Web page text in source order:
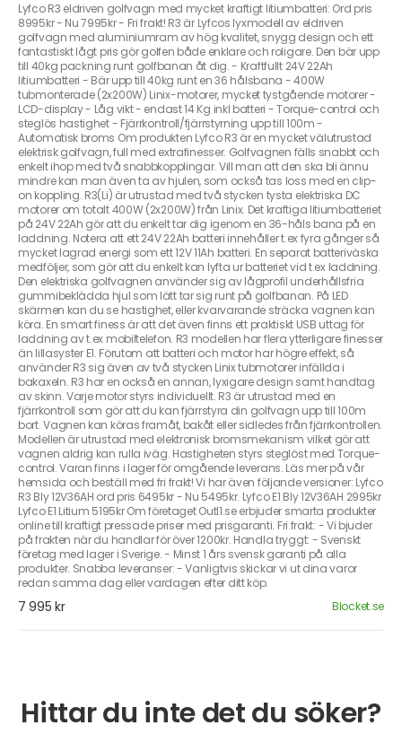
Lyfco R3 eldriven golfvagn med mycket kraftigt litiumbatteri: Ord pris
8995kr - Nu 7995kr - Fri frakt! R3 är Lyfcos lyxmodell av eldriven
golfvagn med aluminiumram av hög kvalitet, snygg design och ett
fantastiskt lågt pris gör golfen både enklare och roligare. Den bär upp
till 40kg packning runt golfbanan åt dig. - Kraftfullt 24V 22Ah
litiumbatteri - Bär upp till 40kg runt en 36 hålsbana - 400W
tubmonterade (2x200W) Linix-motorer, mycket tystgående motorer -
LCD-display - Låg vikt - endast 14 Kg inkl batteri - Torque-control och
steglös hastighet - Fjärrkontroll/fjärrstyrning upp till 100m -
Automatisk broms Om produkten Lyfco R3 är en mycket välutrustad
elektrisk golfvagn, full med extrafinesser. Golfvagnen fälls snabbt och
enkelt ihop med två snabbkopplingar. Vill man att den ska bli ännu
mindre kan man även ta av hjulen, som också tas loss med en clip-
on koppling. R3(Li) är utrustad med två stycken tysta elektriska DC
motorer om totalt 400W (2x200W) från Linix. Det kraftiga litiumbatteriet
på 24V 22Ah gör att du enkelt tar dig igenom en 36-håls bana på en
laddning. Notera att ett 24V 22Ah batteri innehåller t.ex fyra gånger så
mycket lagrad energi som ett 12V 11Ah batteri. En separat batteriväska
medföljer, som gör att du enkelt kan lyfta ur batteriet vid t.ex laddning.
Den elektriska golfvagnen använder sig av lågprofil underhållsfria
gummibeklädda hjul som lätt tar sig runt på golfbanan. På LED
skärmen kan du se hastighet, eller kvarvarande sträcka vagnen kan
köra. En smart finess är att det även finns ett praktiskt USB uttag för
laddning av t.ex mobiltelefon. R3 modellen har flera ytterligare finesser
än lillasyster E1. Förutom att batteri och motor har högre effekt, så
använder R3 sig även av två stycken Linix tubmotorer infällda i
bakaxeln. R3 har en också en annan, lyxigare design samt handtag
av skinn. Varje motor styrs individuellt. R3 är utrustad med en
fjärrkontroll som gör att du kan fjärrstyra din golfvagn upp till 100m
bort. Vagnen kan köras framåt, bakåt eller sidledes från fjärrkontrollen.
Modellen är utrustad med elektronisk bromsmekanism vilket gör att
vagnen aldrig kan rulla iväg. Hastigheten styrs steglöst med Torque-
control. Varan finns i lager för omgående leverans. Läs mer på vår
hemsida och beställ med fri frakt! Vi har även följande versioner: Lyfco
R3 Bly 12V36AH ord pris 6495kr - Nu 5495kr. Lyfco E1 Bly 12V36AH 2995kr
Lyfco E1 Litium 5195kr Om företaget Outl1.se erbjuder smarta produkter
online till kraftigt pressade priser med prisgaranti. Fri frakt: - Vi bjuder
på frakten när du handlar för över 1200kr. Handla tryggt: - Svenskt
företag med lager i Sverige. - Minst 1 års svensk garanti på alla
produkter. Snabba leveranser: - Vanligtvis skickar vi ut dina varor
redan samma dag eller vardagen efter ditt köp.
7 995 kr Blocket.se
Hittar du inte det du söker?